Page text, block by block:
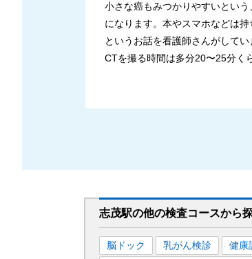
小さな癌もみつかりやすいとい
になります。本やスマホなどは
というお話を看護師さんがして
CTを撮る時間は多分20〜25分く
志茂駅の他の検査コースから
脳ドック 乳がん検診 健康